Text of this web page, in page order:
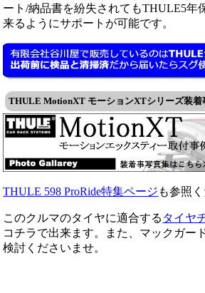
ート/納品書を紛失されてもTHULE5年
来るようにサポートが可能です。
THULE MotionXT モーションXTシリーズ装着
THULE 598 ProRide特集ページ も参照く
このクルマのタイヤに適合する タイヤ
コチラで出来ます。また、マックガー
検討くださいませ。